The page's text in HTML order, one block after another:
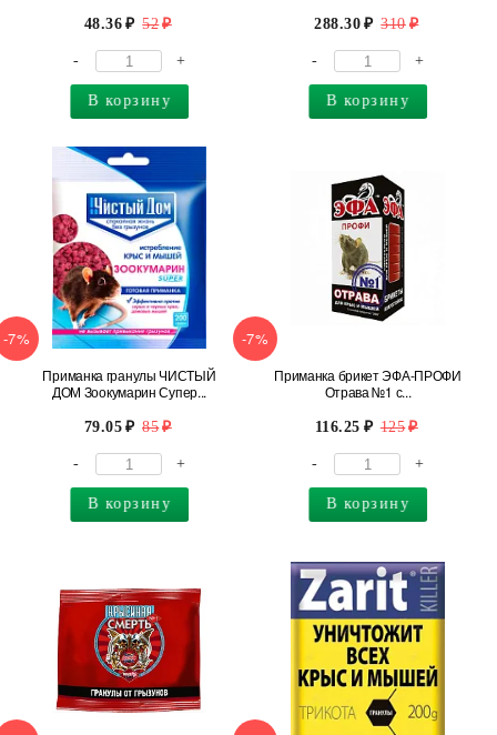
48.36 52
- +
В корзину
288.30 310
- +
В корзину
-7%
Приманка гранулы ЧИСТЫЙ
ДОМ Зоокумарин Супер...
79.05 85
- +
В корзину
-7%
Приманка брикет ЭФА-ПРОФИ
Отрава №1 с...
116.25 125
- +
В корзину